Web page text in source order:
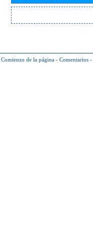
Comienzo de la página - Comentarios -